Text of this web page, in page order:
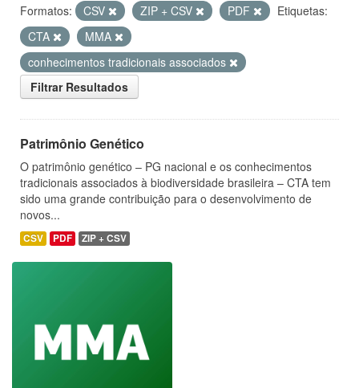
Formatos: CSV ZIP + CSV PDF
Etiquetas:
CTA
MMA
conhecimentos tradicionais associados
Filtrar Resultados
Patrimônio Genético
O patrimônio genético – PG nacional e os conhecimentos
tradicionais associados à biodiversidade brasileira – CTA tem
sido uma grande contribuição para o desenvolvimento de
novos...
CSV PDF ZIP + CSV